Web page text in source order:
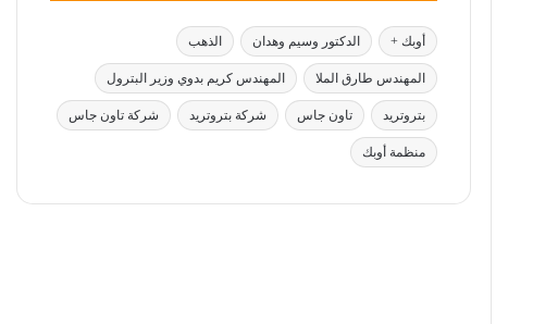
أوبك + الدكتور وسيم وهدان الذهب
المهندس طارق الملا المهندس كريم بدوي وزير البترول
بتروتريد تاون جاس شركة بتروتريد شركة تاون جاس
منظمة أوبك